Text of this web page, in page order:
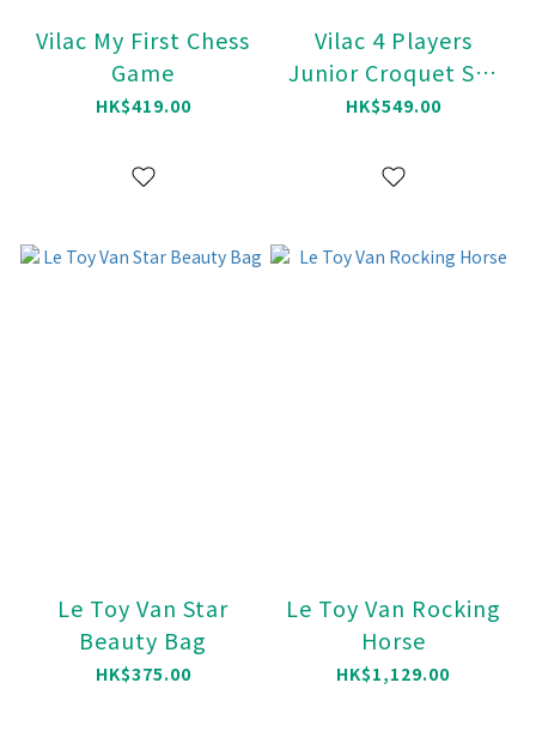
Vilac My First Chess
Game
HK$419.00
Vilac 4 Players
Junior Croquet Set
with Bag
HK$549.00
Le Toy Van Star
Beauty Bag
HK$375.00
Le Toy Van Rocking
Horse
HK$1,129.00